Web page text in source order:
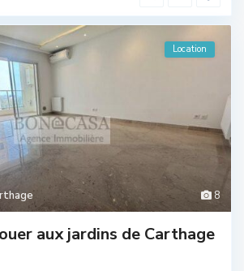
8
Location
aux jardins de Carthage